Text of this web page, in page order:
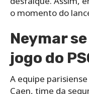
o momento do
Neymar
jogo do
A equipe
Caen, time da